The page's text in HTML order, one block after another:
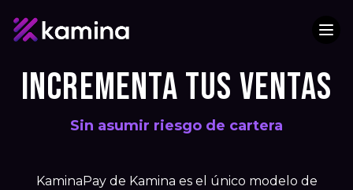
INCREMENTA TUS VENTAS
Sin asumir riesgo de cartera
KaminaPay de Kamina es el único modelo de